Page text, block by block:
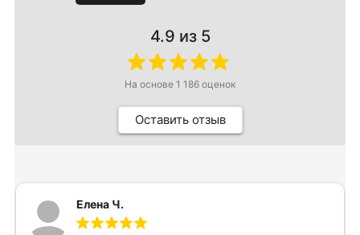
4.9 из 5
На основе 1 186 оценок
Оставить отзыв
Елена Ч.